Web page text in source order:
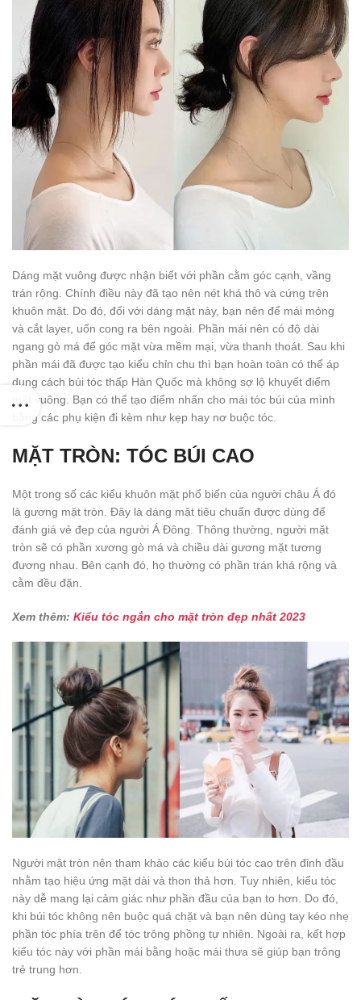
Dáng mặt vuông được nhận biết với phần cằm góc cạnh, vầng
trán rộng. Chính điều này đã tạo nên nét khá thô và cứng trên
khuôn mặt. Do đó, đối với dáng mặt này, bạn nên để mái mỏng
và cắt layer, uốn cong ra bên ngoài. Phần mái nên có độ dài
ngang gò má để góc mặt vừa mềm mại, vừa thanh thoát. Sau khi
phần mái đã được tạo kiểu chỉn chu thì bạn hoàn toàn có thể áp
dụng cách búi tóc thấp Hàn Quốc mà không sợ lộ khuyết điểm
mặt vuông. Bạn có thể tạo điểm nhấn cho mái tóc búi của mình
bằng các phụ kiện đi kèm như kẹp hay nơ buộc tóc.
MẶT TRÒN: TÓC BÚI CAO
Một trong số các kiểu khuôn mặt phổ biến của người châu Á đó
là gương mặt tròn. Đây là dáng mặt tiêu chuẩn được dùng để
đánh giá vẻ đẹp của người Á Đông. Thông thường, người mặt
tròn sẽ có phần xương gò má và chiều dài gương mặt tương
đương nhau. Bên cạnh đó, họ thường có phần trán khá rộng và
cằm đều đặn.
Xem thêm: Kiểu tóc ngắn cho mặt tròn đẹp nhất 2023
Người mặt tròn nên tham khảo các kiểu búi tóc cao trên đỉnh đầu
nhằm tạo hiệu ứng mặt dài và thon thả hơn. Tuy nhiên, kiểu tóc
này dễ mang lại cảm giác như phần đầu của bạn to hơn. Do đó,
khi búi tóc không nên buộc quá chặt và bạn nên dùng tay kéo nhẹ
phần tóc phía trên để tóc trông phồng tự nhiên. Ngoài ra, kết hợp
kiểu tóc này với phần mái bằng hoặc mái thưa sẽ giúp bạn trông
trẻ trung hơn.